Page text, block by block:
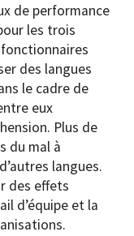
de performance
les trois
des langues
le cadre de
eux
Plus de
du mal à
langues.
des effets
d’équipe et la